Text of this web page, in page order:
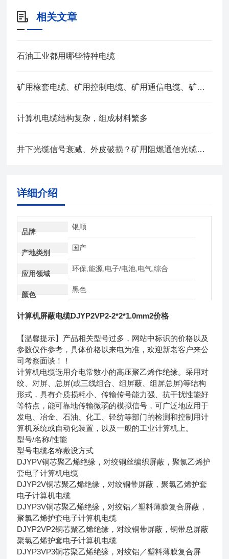
相关文章
石油工业都用哪些特种电缆
矿用橡套电缆、矿用控制电缆、矿用通信电缆、矿用电力电缆、矿用计算机电缆区别，看完不选错
计算机电缆结构复杂，组成材料繁多
井下光缆信号衰减、外皮破损？矿用阻燃通信光缆故障排查全流程
详细介绍
品牌
银顺
产地类别
国产
应用领域
环保,能源,电子/电池,电气,综合
颜色
黑色
计算机屏蔽电缆DJYP2VP2-2*2*1.0mm2价格
【温馨提示】产品相关型号过多，网站中标识的价格以及
参数仅作参考，具体价格以来电为准，欢迎新老客户来公
司考察面谈！！
计算机电缆选用介电常数小的高压聚乙烯作绝缘。采用对
绞、对屏、总屏(或三线组合、组屏蔽、组屏总屏)等结构
形式，具有介质损耗小、传输传号能力强、抗干扰性能好
等特点，能可靠地传输微弱的模拟信号，可广泛地应用于
发电、冶金、石油、化工、轻纺等部门的检测和控制用计
算机系统或自动化装置，以及一般的工业计算机上。
型号/名称/性能
型号电缆名称敷设方式
DJYPV铜芯聚乙烯绝缘，对绞铜丝编织屏蔽，聚氯乙烯护
套电子计算机电缆
DJYP2V铜芯聚乙烯绝缘，对绞铜带屏蔽，聚氯乙烯护套
电子计算机电缆
DJYP3V铜芯聚乙烯绝缘，对绞铝／塑料薄膜复合屏蔽，
聚氯乙烯护套电子计算机电缆
DJYP2VP2铜芯聚乙烯绝缘，对绞铜带屏蔽，铜带总屏蔽
聚氯乙烯护套电子计算机电缆
DJYP3VP3铜芯聚乙烯绝缘，对绞铝／塑料薄膜复合屏